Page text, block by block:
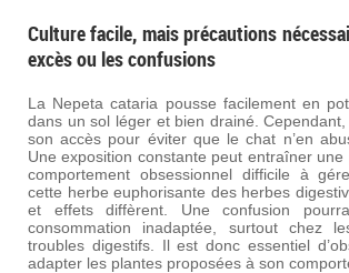
Culture facile, mais précautions
excès ou les confusions
La Nepeta cataria pousse facilement en
dans un sol léger et bien drainé.
son accès pour éviter que le chat n’en
Une exposition constante peut entraîner une
comportement obsessionnel difficile à
cette herbe euphorisante des herbes
et effets diffèrent. Une confusion
consommation inadaptée, surtout chez
troubles digestifs. Il est donc essentiel
adapter les plantes proposées à son